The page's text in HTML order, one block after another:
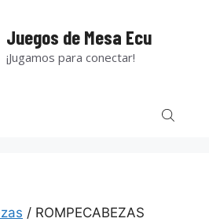
Juegos de Mesa Ecu
¡Jugamos para conectar!
/ ROMPECABEZAS